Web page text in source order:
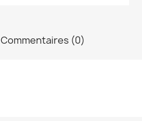
Commentaires (0)